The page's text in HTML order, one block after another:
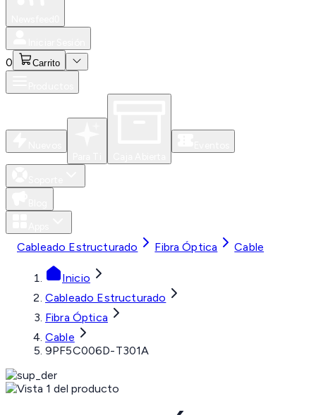
0 Carrito
Cableado Estructurado Fibra Óptica Cable
Inicio
Cableado Estructurado
Fibra Óptica
Cable
9PF5C006D-T301A